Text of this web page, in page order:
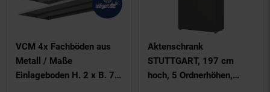
VCM 4x Fachböden aus
Metall / Maße
Einlageboden H. 2 x B. 79
Aktenschrank
STUTTGART, 197 cm
hoch, 5 Ordnerhöhen,